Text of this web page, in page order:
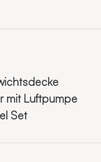
mit Luftpumpe
Set